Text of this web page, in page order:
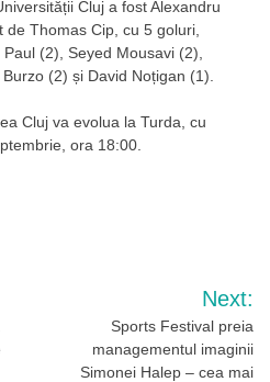
Cluj a fost Alexandru
Thomas Cip, cu 5 goluri,
(2), Seyed Mousavi (2),
(2) și David Noțigan (1).
Cluj va evolua la Turda, cu
ora 18:00.
Next:
Sports Festival preia
managementul imaginii
Simonei Halep – cea mai